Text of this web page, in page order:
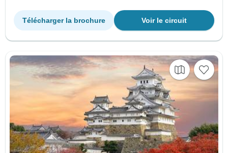
Voir le circuit
Télécharger la brochure